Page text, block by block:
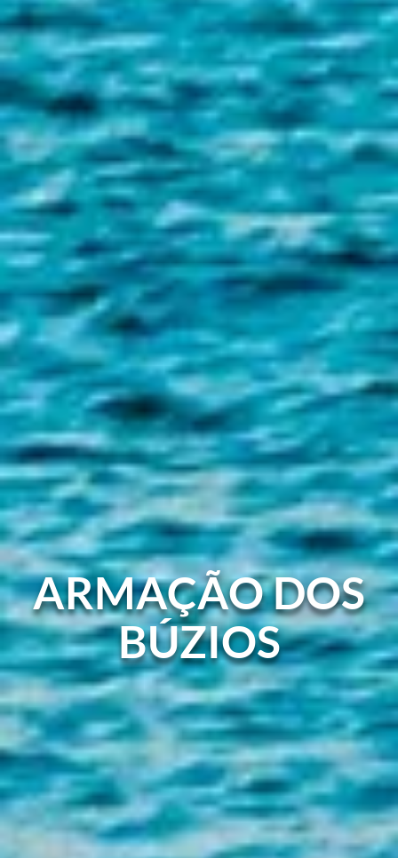
ARMAÇÃO DOS
BÚZIOS